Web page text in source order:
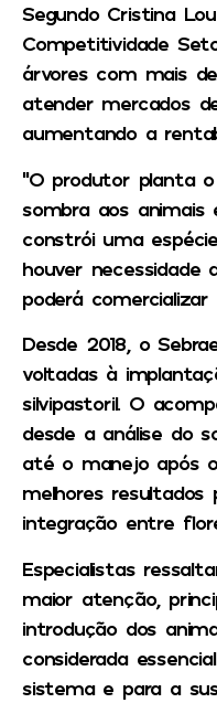
Segundo Cristina
Competitividade
árvores com mais
atender mercados
aumentando a
“O produtor planta
sombra aos
constrói uma
houver necessidade
poderá comercializar
Desde 2018, o
voltadas à
silvipastoril. O
desde a análise do
até o manejo após
melhores
integração entre
Especialistas
maior atenção,
introdução dos
considerada
sistema e para a